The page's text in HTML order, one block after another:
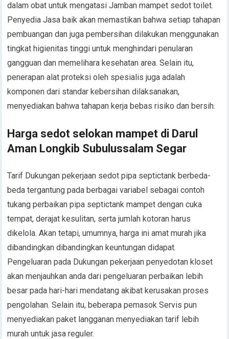
dalam obat untuk mengatasi Jamban mampet sedot toilet.
Penyedia Jasa baik akan memastikan bahwa setiap tahapan
pembuangan dan juga pembersihan dilakukan menggunakan
tingkat higienitas tinggi untuk menghindari penularan
gangguan dan memelihara kesehatan area. Selain itu,
penerapan alat proteksi oleh spesialis juga adalah
komponen dari standar kebersihan dilaksanakan,
menyediakan bahwa tahapan kerja bebas risiko dan bersih.
Harga sedot selokan mampet di Darul
Aman Longkib Subulussalam Segar
Tarif Dukungan pekerjaan sedot pipa septictank berbeda-
beda tergantung pada berbagai variabel sebagai contoh
tukang perbaikan pipa septictank mampet dengan cuka
tempat, derajat kesulitan, serta jumlah kotoran harus
dikelola. Akan tetapi, umumnya, harga ini amat murah jika
dibandingkan dibandingkan keuntungan didapat.
Pengeluaran pada Dukungan pekerjaan penyedotan kloset
akan menjauhkan anda dari pengeluaran perbaikan lebih
besar pada hari-hari mendatang akibat kerusakan proses
pengolahan. Selain itu, beberapa pemasok Servis pun
menyediakan paket langganan menyediakan tarif lebih
murah untuk jasa reguler.